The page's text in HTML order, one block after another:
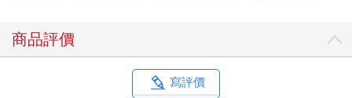
源，全都可以成為記憶的重點。
而這些所有記憶彙整的結果，就成為品酒師持續不斷累積的知識
商品評價
寫評價